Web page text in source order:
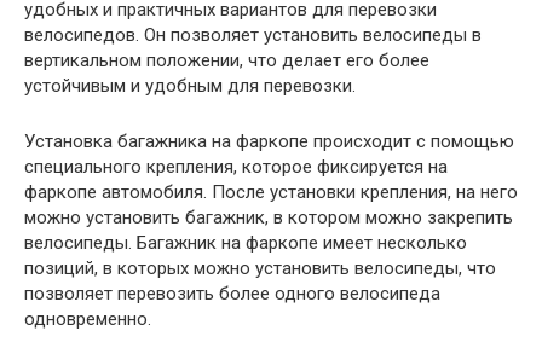
удобных и практичных вариантов для перевозки
велосипедов. Он позволяет установить велосипеды в
вертикальном положении, что делает его более
устойчивым и удобным для перевозки.
Установка багажника на фаркопе происходит с помощью
специального крепления, которое фиксируется на
фаркопе автомобиля. После установки крепления, на него
можно установить багажник, в котором можно закрепить
велосипеды. Багажник на фаркопе имеет несколько
позиций, в которых можно установить велосипеды, что
позволяет перевозить более одного велосипеда
одновременно.